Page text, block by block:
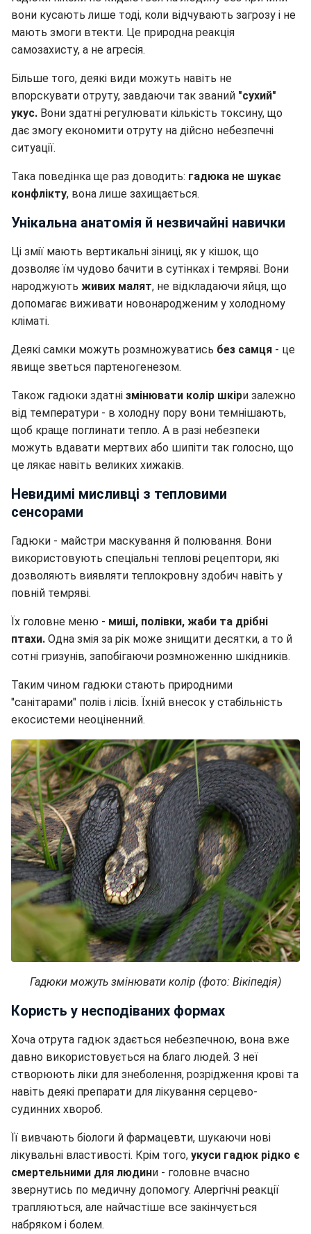
вони кусають лише тоді, коли відчувають загрозу і не
мають змоги втекти. Це природна реакція
самозахисту, а не агресія.
Більше того, деякі види можуть навіть не
впорскувати отруту, завдаючи так званий "сухий"
укус. Вони здатні регулювати кількість токсину, що
дає змогу економити отруту на дійсно небезпечні
ситуації.
Така поведінка ще раз доводить: гадюка не шукає
конфлікту, вона лише захищається.
Унікальна анатомія й незвичайні навички
Ці змії мають вертикальні зіниці, як у кішок, що
дозволяє їм чудово бачити в сутінках і темряві. Вони
народжують живих малят, не відкладаючи яйця, що
допомагає виживати новонародженим у холодному
кліматі.
Деякі самки можуть розмножуватись без самця - це
явище зветься партеногенезом.
Також гадюки здатні змінювати колір шкіри залежно
від температури - в холодну пору вони темнішають,
щоб краще поглинати тепло. А в разі небезпеки
можуть вдавати мертвих або шипіти так голосно, що
це лякає навіть великих хижаків.
Невидимі мисливці з тепловими
сенсорами
Гадюки - майстри маскування й полювання. Вони
використовують спеціальні теплові рецептори, які
дозволяють виявляти теплокровну здобич навіть у
повній темряві.
Їх головне меню - миші, полівки, жаби та дрібні
птахи. Одна змія за рік може знищити десятки, а то й
сотні гризунів, запобігаючи розмноженню шкідників.
Таким чином гадюки стають природними
"санітарами" полів і лісів. Їхній внесок у стабільність
екосистеми неоціненний.
Гадюки можуть змінювати колір (фото: Вікіпедія)
Користь у несподіваних формах
Хоча отрута гадюк здається небезпечною, вона вже
давно використовується на благо людей. З неї
створюють ліки для знеболення, розрідження крові та
навіть деякі препарати для лікування серцево-
судинних хвороб.
Її вивчають біологи й фармацевти, шукаючи нові
лікувальні властивості. Крім того, укуси гадюк рідко є
смертельними для людини - головне вчасно
звернутись по медичну допомогу. Алергічні реакції
трапляються, але найчастіше все закінчується
набряком і болем.